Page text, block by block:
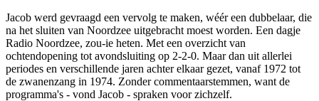
Jacob werd gevraagd een vervolg te maken, wéér een dubbelaar, die
na het sluiten van Noordzee uitgebracht moest worden. Een dagje
Radio Noordzee, zou-ie heten. Met een overzicht van
ochtendopening tot avondsluiting op 2-2-0. Maar dan uit allerlei
periodes en verschillende jaren achter elkaar gezet, vanaf 1972 tot
de zwanenzang in 1974. Zonder commentaarstemmen, want de
programma's - vond Jacob - spraken voor zichzelf.